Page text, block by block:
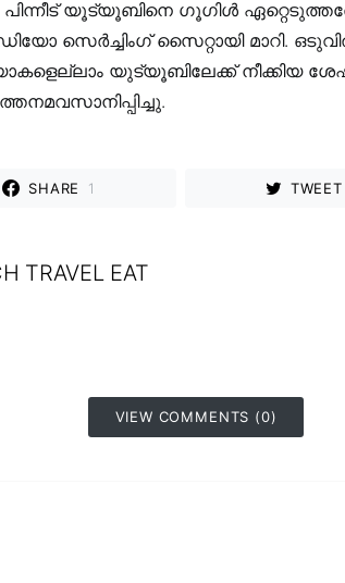
പിന്നീട് യൂട്യൂബിനെ ഗൂഗിൾ
സെർച്ചിംഗ് സൈറ്റായി മാറി.
യുട്യൂബിലേക്ക് നീക്കിയ
SHARE 1 TWEET
TRAVEL EAT
VIEW COMMENTS (0)